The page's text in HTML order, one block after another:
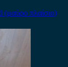
(μαύρο πλαίσιο)